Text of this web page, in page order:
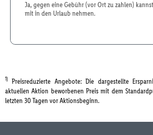
Ja, gegen eine Gebühr (vor Ort zu zahlen)
mit in den Urlaub nehmen.
1) Preisreduzierte Angebote: Die dargestellte
aktuellen Aktion beworbenen Preis mit dem
letzten 30 Tagen vor Aktionsbeginn.